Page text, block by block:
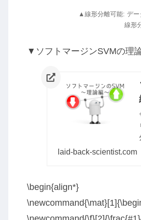
▲線形分離可能: デー
線形
▼ソフトマージンSVMの理
laid-back-scientist.com
\begin{align*}